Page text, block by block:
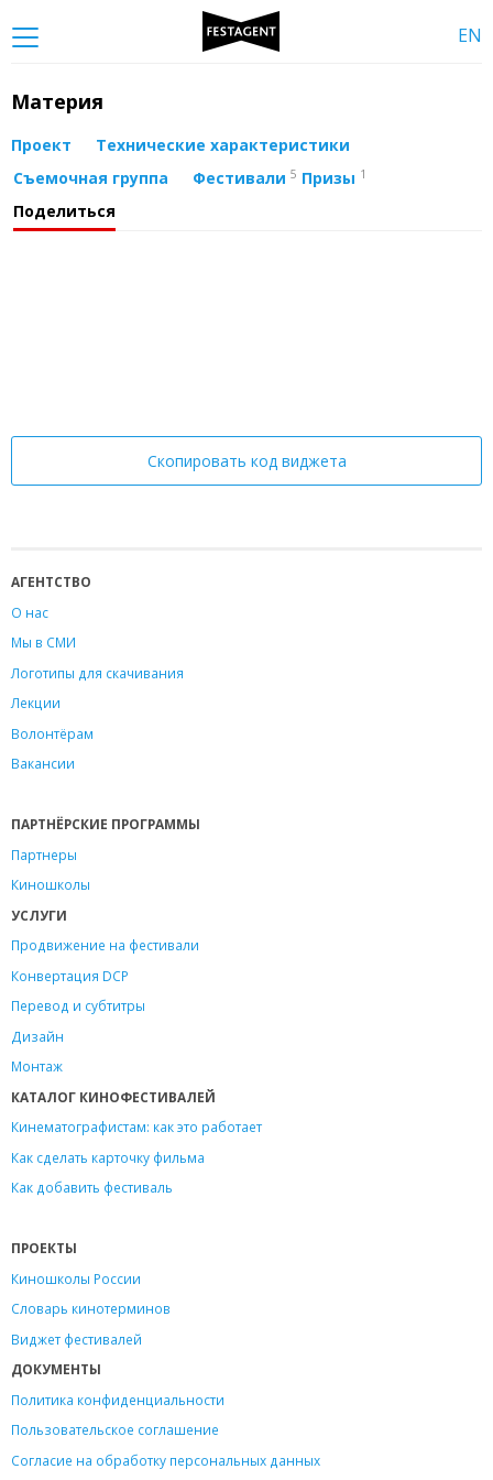
EN
Материя
Проект
Технические характеристики
Съемочная группа
Фестивали 5 Призы 1
Поделиться
Скопировать код виджета
АГЕНТСТВО
О нас
Мы в СМИ
Логотипы для скачивания
Лекции
Волонтёрам
Вакансии
ПАРТНЁРСКИЕ ПРОГРАММЫ
Партнеры
Киношколы
УСЛУГИ
Продвижение на фестивали
Конвертация DCP
Перевод и субтитры
Дизайн
Монтаж
КАТАЛОГ КИНОФЕСТИВАЛЕЙ
Кинематографистам: как это работает
Как сделать карточку фильма
Как добавить фестиваль
ПРОЕКТЫ
Киношколы России
Словарь кинотерминов
Виджет фестивалей
ДОКУМЕНТЫ
Политика конфиденциальности
Пользовательское соглашение
Согласие на обработку персональных данных